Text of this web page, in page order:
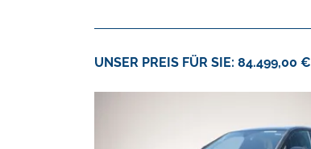
UNSER PREIS FÜR SIE: 84.499,00 €